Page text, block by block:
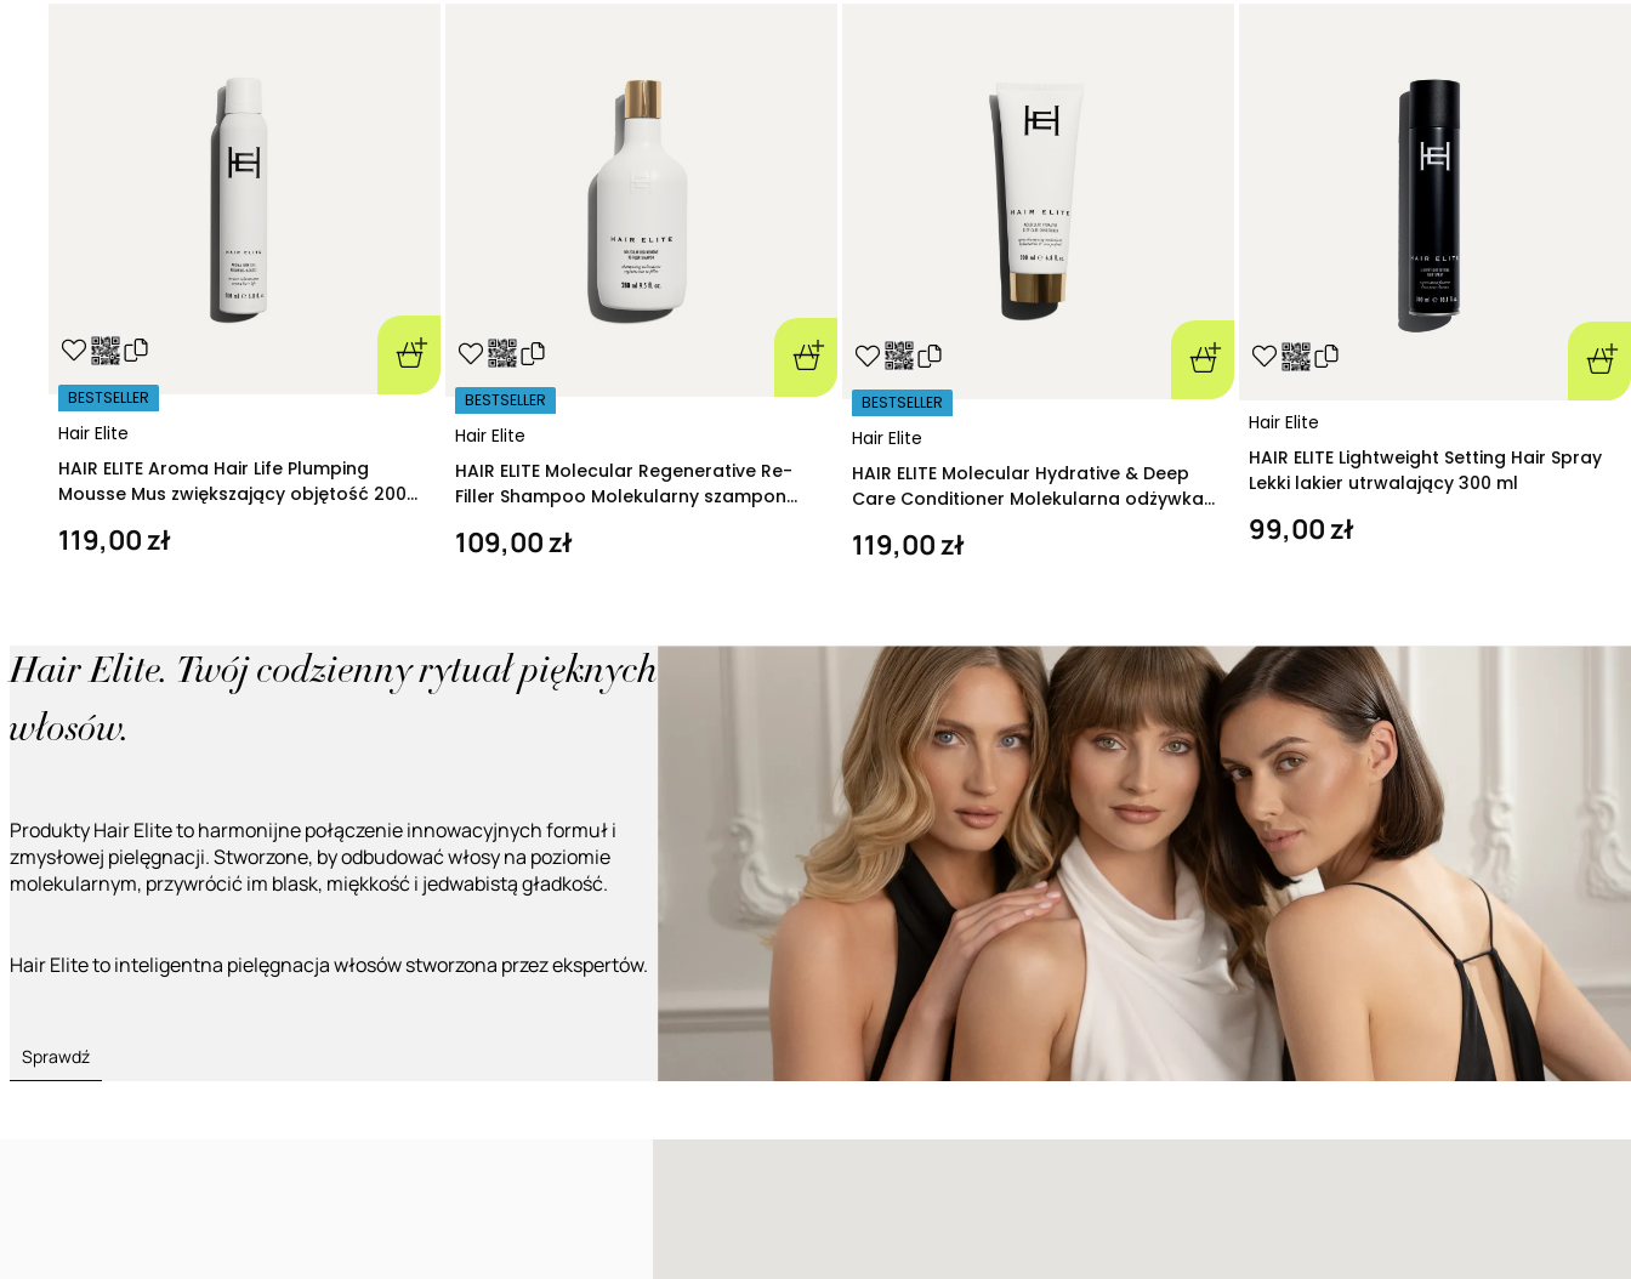
Hair Elite
BESTSELLER
HAIR ELITE Aroma Hair Life Plumping
Mousse Mus zwiększający objętość 200
119,00 zł
Hair Elite
BESTSELLER
HAIR ELITE Molecular Regenerative Re-
Filler Shampoo Molekularny szampon
109,00 zł
Hair Elite
BESTSELLER
HAIR ELITE Molecular Hydrative & Deep
Care Conditioner Molekularna odżywka
119,00 zł
Hair Elite
HAIR ELITE Lightweight Setting Hair Spray
Lekki lakier utrwalający 300 ml
99,00 zł
Hair Elite. Twój codzienny rytuał pięknych
włosów.
Produkty Hair Elite to harmonijne połączenie innowacyjnych formuł i
zmysłowej pielęgnacji. Stworzone, by odbudować włosy na poziomie
molekularnym, przywrócić im blask, miękkość i jedwabistą gładkość.
Hair Elite to inteligentna pielęgnacja włosów stworzona przez ekspertów.
Sprawdź